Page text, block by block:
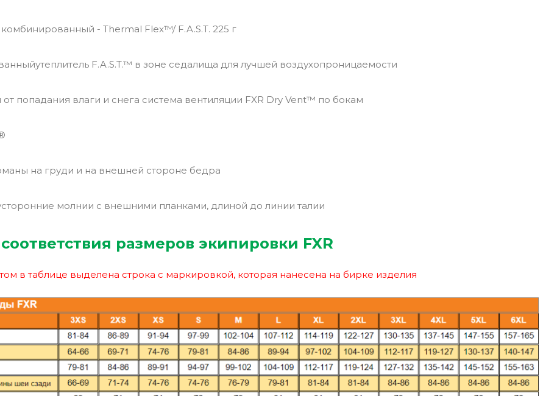
комбинированный - Thermal Flex™/ F.A.S.T. 225 г
F.A.S.T.™ в зоне седалища для лучшей воздухопроницаемости
попадания влаги и снега система вентиляции FXR Dry Vent™ по бокам
на груди и на внешней стороне бедра
молнии с внешними планками, длиной до линии талии
размеров экипировки FXR
в таблице выделена строка с маркировкой, которая нанесена на бирке изделия